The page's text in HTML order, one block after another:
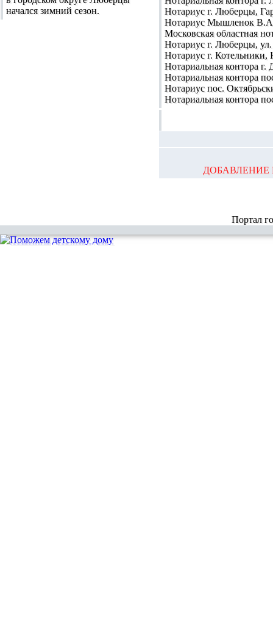
Нотариус г. Люберцы,
Нотариус Мышленок
Московская областная
Нотариус г. Люберцы,
Нотариус г. Котельники,
Нотариальная контора г.
Нотариальная контора
Нотариус пос.
Нотариальная контора
ДОБАВЛЕНИЕ
начался зимний сезон.
Портал